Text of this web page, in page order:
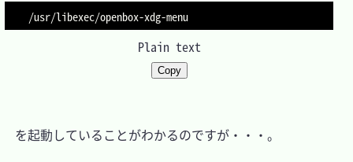
Plain text
Copy
を起動していることがわかるのですが・・・。